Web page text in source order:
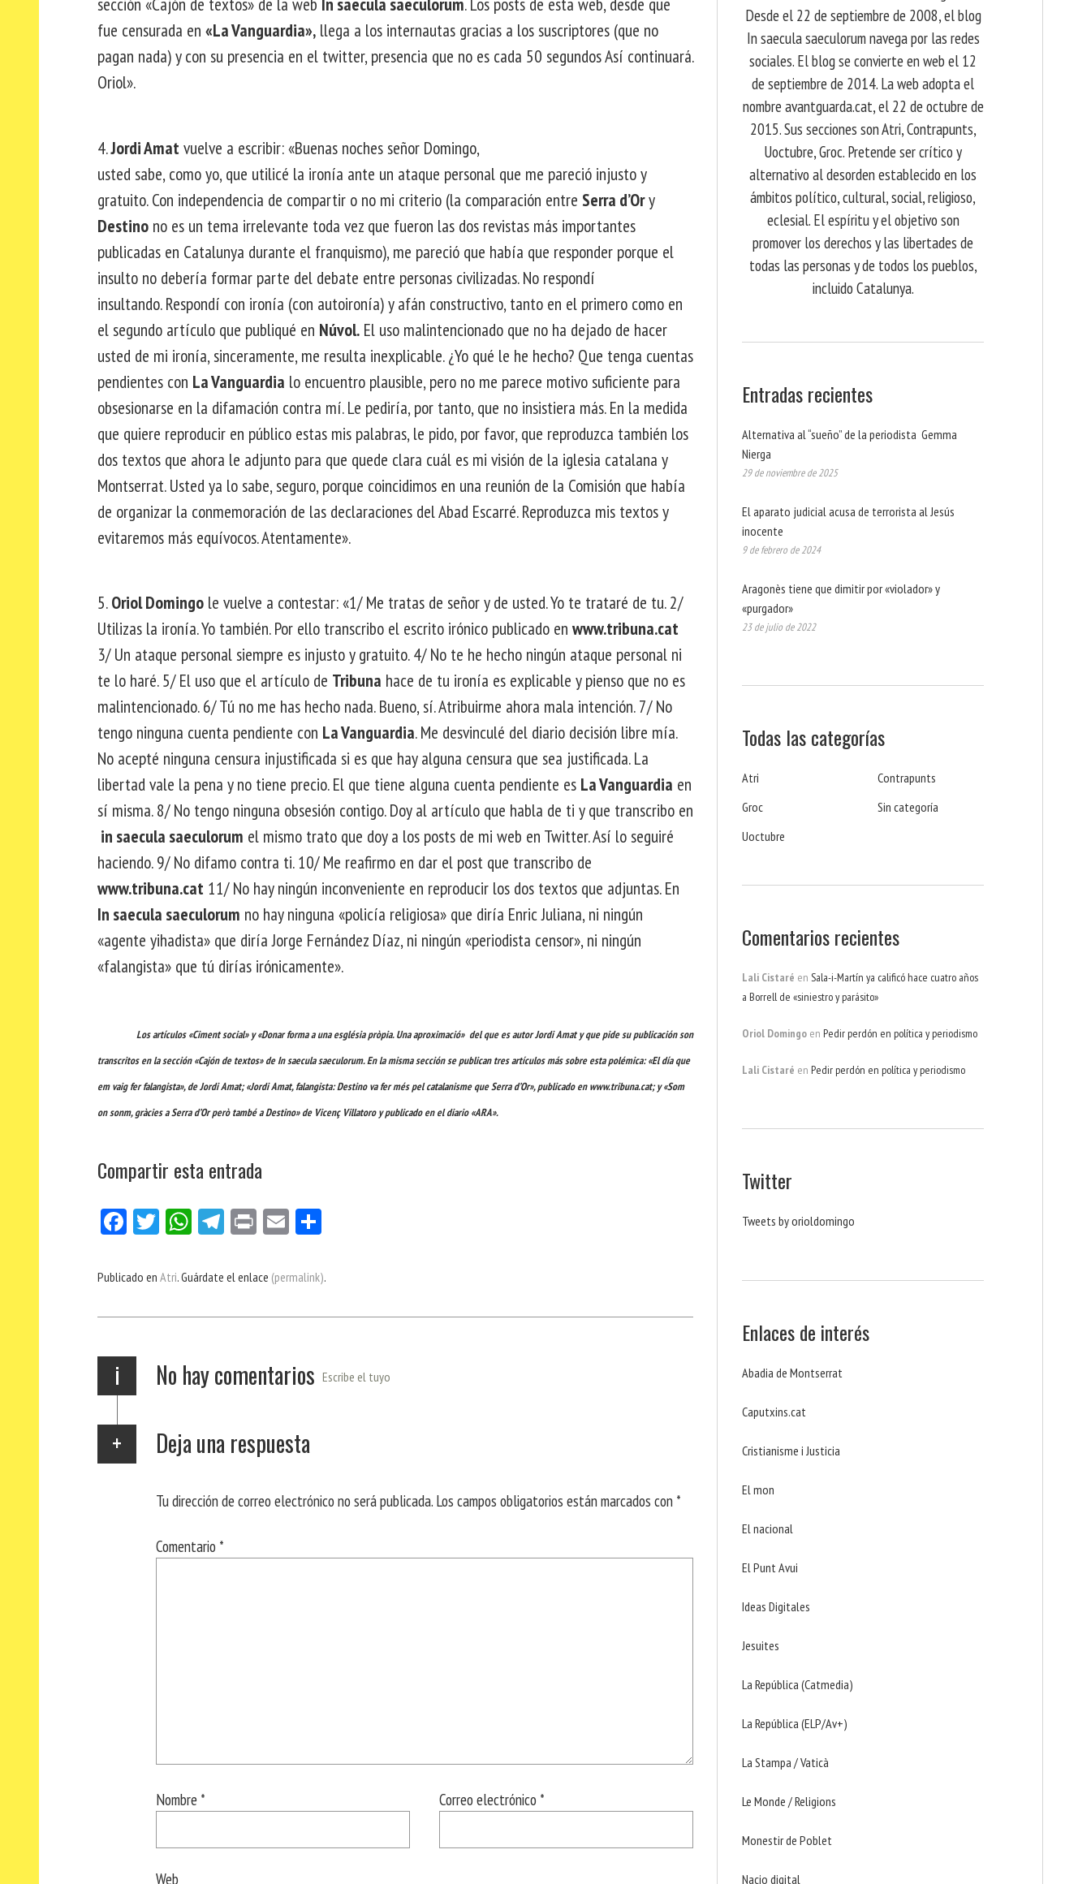
fue censurada en «La Vanguardia», llega a los internautas gracias a los suscriptores (que no
pagan nada) y con su presencia en el twitter, presencia que no es cada 50 segundos Así continuará.
Oriol».
4.Jordi Amat vuelve a escribir: «Buenas noches señor Domingo,
usted sabe, como yo, que utilicé la ironía ante un ataque personal que me pareció injusto y
gratuito. Con independencia de compartir o no mi criterio (la comparación entre Serra d’Ory
Destino no es un tema irrelevante toda vez que fueron las dos revistas más importantes
publicadas en Catalunya durante el franquismo), me pareció que había que responder porque el
insulto no debería formar parte del debate entre personas civilizadas. No respondí
insultando. Respondí con ironía (con autoironía) y afán constructivo, tanto en el primero como en
el segundo artículo que publiqué en Núvol. El uso malintencionado que no ha dejado de hacer
usted de mi ironía, sinceramente, me resulta inexplicable. ¿Yo qué le he hecho? Que tenga cuentas
pendientes con La Vanguardia lo encuentro plausible, pero no me parece motivo suficiente para
obsesionarse en la difamación contra mí. Le pediría, por tanto, que no insistiera más. En la medida
que quiere reproducir en público estas mis palabras, le pido, por favor, que reproduzca también los
dos textos que ahora le adjunto para que quede clara cuál es mi visión de la iglesia catalana y
Montserrat. Usted ya lo sabe, seguro, porque coincidimos en una reunión de la Comisión que había
de organizar la conmemoración de las declaraciones del Abad Escarré. Reproduzca mis textos y
evitaremos más equívocos. Atentamente».
5.Oriol Domingo le vuelve a contestar: «1/ Me tratas de señor y de usted. Yo te trataré de tu. 2/
Utilizas la ironía. Yo también. Por ello transcribo el escrito irónico publicado en www.tribuna.cat
3/ Un ataque personal siempre es injusto y gratuito. 4/ No te he hecho ningún ataque personal ni
te lo haré. 5/ El uso que el artículo de Tribuna hace de tu ironía es explicable y pienso que no es
malintencionado. 6/ Tú no me has hecho nada. Bueno, sí. Atribuirme ahora mala intención. 7/ No
tengo ninguna cuenta pendiente con La Vanguardia. Me desvinculé del diario decisión libre mía.
No acepté ninguna censura injustificada si es que hay alguna censura que sea justificada. La
libertad vale la pena y no tiene precio. El que tiene alguna cuenta pendiente es La Vanguardia en
sí misma. 8/ No tengo ninguna obsesión contigo. Doy al artículo que habla de ti y que transcribo en
in saecula saeculorum el mismo trato que doy a los posts de mi web en Twitter. Así lo seguiré
haciendo. 9/ No difamo contra ti. 10/ Me reafirmo en dar el post que transcribo de
www.tribuna.cat 11/ No hay ningún inconveniente en reproducir los dos textos que adjuntas. En
In saecula saeculorum no hay ninguna «policía religiosa» que diría Enric Juliana, ni ningún
«agente yihadista» que diría Jorge Fernández Díaz, ni ningún «periodista censor», ni ningún
«falangista» que tú dirías irónicamente».
Los artículos «Ciment social» y «Donar forma a una església pròpia. Una aproximació» del que es autor Jordi Amat y que pide su publicación son
transcritos en la sección «Cajón de textos» de In saecula saeculorum. En la misma sección se publican tres artículos más sobre esta polémica: «El día que
em vaig fer falangista», de Jordi Amat; «Jordi Amat, falangista: Destino va fer més pel catalanisme que Serra d’Or», publicado en www.tribuna.cat; y «Som
on sonm, gràcies a Serra d’Or però també a Destino» de Vicenç Villatoro y publicado en el diario «ARA».
Compartir esta entrada
Fa
bo
Tw
er
W
ts
p
Te
gr
m
Pri E
ail pa
r
Publicado en Atri. Guárdate el enlace (permalink).
i No hay comentarios Escribe el tuyo
Deja una respuesta
Tu dirección de correo electrónico no será publicada. Los campos obligatorios están marcados con *
Comentario *
Nombre * Correo electrónico *
Web
Desde el 22 de septiembre de 2008, el blog
In saecula saeculorum navega por las redes
sociales. El blog se convierte en web el 12
de septiembre de 2014. La web adopta el
nombre avantguarda.cat, el 22 de octubre de
2015. Sus secciones son Atri, Contrapunts,
Uoctubre, Groc. Pretende ser crítico y
alternativo al desorden establecido en los
ámbitos político, cultural, social, religioso,
eclesial. El espíritu y el objetivo son
promover los derechos y las libertades de
todas las personas y de todos los pueblos,
incluido Catalunya.
Entradas recientes
Alternativa al “sueño” de la periodista Gemma
Nierga
29 de noviembre de 2025
El aparato judicial acusa de terrorista al Jesús
inocente
9 de febrero de 2024
Aragonès tiene que dimitir por «violador» y
«purgador»
23 de julio de 2022
Todas las categorías
Atri
Contrapunts
Groc
Sin categoría
Uoctubre
Comentarios recientes
Lali Cistaré enSala-i-Martín ya calificó hace cuatro años
a Borrell de «siniestro y parásito»
Oriol Domingo en Pedir perdón en política y periodismo
Lali Cistaré en Pedir perdón en política y periodismo
Twitter
Tweets by orioldomingo
Enlaces de interés
Abadia de Montserrat
Caputxins.cat
Cristianisme i Justicia
El mon
El nacional
El Punt Avui
Ideas Digitales
Jesuites
La República (Catmedia)
La República (ELP/Av+)
La Stampa / Vaticà
Le Monde / Religions
Monestir de Poblet
Nacio digital